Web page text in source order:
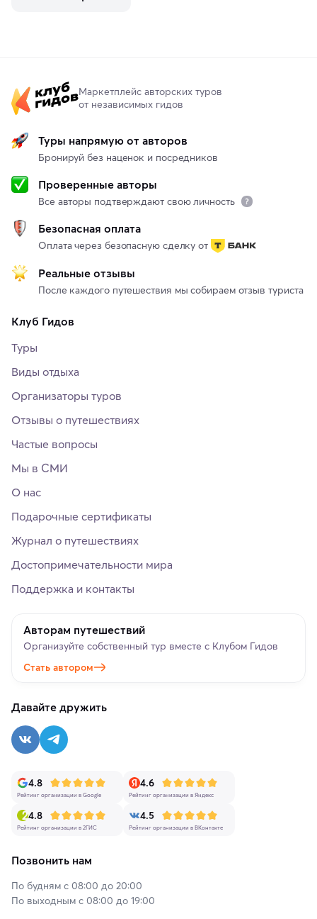
Маркетплейс авторских туров
от независимых гидов
Туры напрямую от авторов
Бронируй без наценок и посредников
Проверенные авторы
Все авторы подтверждают свою личность
Безопасная оплата
Оплата через безопасную сделку от
Реальные отзывы
После каждого путешествия мы собираем отзыв туриста
Клуб Гидов
Туры
Виды отдыха
Организаторы туров
Отзывы о путешествиях
Частые вопросы
Мы в СМИ
О нас
Подарочные сертификаты
Журнал о путешествиях
Достопримечательности мира
Поддержка и контакты
Авторам путешествий
Организуйте собственный тур вместе с Клубом Гидов
Стать автором
Давайте дружить
4.8
Рейтинг организации в Google
4.6
Рейтинг организации в Яндекс
4.8
Рейтинг организации в 2ГИС
4.5
Рейтинг организации в ВКонтакте
Позвонить нам
По будням с 08:00 до 20:00
По выходным с 08:00 до 19:00